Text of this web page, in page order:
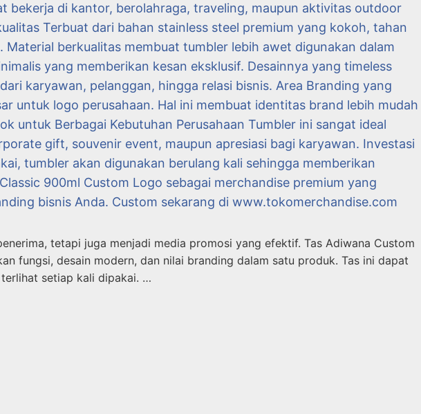
bekerja di kantor, berolahraga, traveling, maupun aktivitas outdoor
Terbuat dari bahan stainless steel premium yang kokoh, tahan
berkualitas membuat tumbler lebih awet digunakan dalam
yang memberikan kesan eksklusif. Desainnya yang timeless
karyawan, pelanggan, hingga relasi bisnis. Area Branding yang
untuk logo perusahaan. Hal ini membuat identitas brand lebih mudah
untuk Berbagai Kebutuhan Perusahaan Tumbler ini sangat ideal
gift, souvenir event, maupun apresiasi bagi karyawan. Investasi
tumbler akan digunakan berulang kali sehingga memberikan
900ml Custom Logo sebagai merchandise premium yang
bisnis Anda. Custom sekarang di www.tokomerchandise.com
tetapi juga menjadi media promosi yang efektif. Tas Adiwana Custom
fungsi, desain modern, dan nilai branding dalam satu produk. Tas ini dapat
setiap kali dipakai. …